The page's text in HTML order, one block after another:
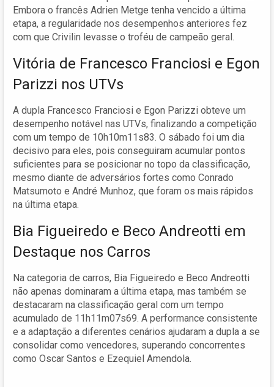
Embora o francês Adrien Metge tenha vencido a última
etapa, a regularidade nos desempenhos anteriores fez
com que Crivilin levasse o troféu de campeão geral.
Vitória de Francesco Franciosi e Egon
Parizzi nos UTVs
A dupla Francesco Franciosi e Egon Parizzi obteve um
desempenho notável nas UTVs, finalizando a competição
com um tempo de 10h10m11s83. O sábado foi um dia
decisivo para eles, pois conseguiram acumular pontos
suficientes para se posicionar no topo da classificação,
mesmo diante de adversários fortes como Conrado
Matsumoto e André Munhoz, que foram os mais rápidos
na última etapa.
Bia Figueiredo e Beco Andreotti em
Destaque nos Carros
Na categoria de carros, Bia Figueiredo e Beco Andreotti
não apenas dominaram a última etapa, mas também se
destacaram na classificação geral com um tempo
acumulado de 11h11m07s69. A performance consistente
e a adaptação a diferentes cenários ajudaram a dupla a se
consolidar como vencedores, superando concorrentes
como Oscar Santos e Ezequiel Amendola.